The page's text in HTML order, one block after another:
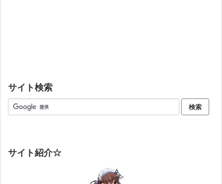
サイト検索
サイト紹介☆